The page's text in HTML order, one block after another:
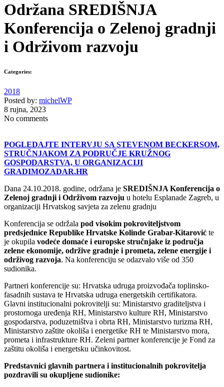
Održana SREDIŠNJA
Konferencija o Zelenoj gradnji
i Održivom razvoju
Categories:
2018
Posted by: michelWP
8 rujna, 2023
No comments
POGLEDAJTE INTERVJU SA STEVENOM BECKERSOM,
STRUČNJAKOM ZA PODRUČJE KRUŽNOG
GOSPODARSTVA, U ORGANIZACIJI
GRADIMOZADAR.HR
Dana 24.10.2018. godine, održana je SREDIŠNJA Konferencija o
Zelenoj gradnji i Održivom razvoju u hotelu Esplanade Zagreb, u
organizaciji Hrvatskog savjeta za zelenu gradnju
Konferencija se održala pod visokim pokroviteljstvom
predsjednice Republike Hrvatske Kolinde Grabar-Kitarović te
je okupila vodeće domaće i europske stručnjake iz područja
zelene ekonomije, održive gradnje i prometa, zelene energije i
održivog razvoja. Na konferenciju se odazvalo više od 350
sudionika.
Partneri konferencije su: Hrvatska udruga proizvođača toplinsko-
fasadnih sustava te Hrvatska udruga energetskih certifikatora.
Glavni institucionalni pokrovitelji su: Ministarstvo graditeljstva i
prostornoga uređenja RH, Ministarstvo kulture RH, Ministarstvo
gospodarstva, poduzetništva i obrta RH, Ministarstvo turizma RH,
Ministarstvo zaštite okoliša i energetike RH te Ministarstvo mora,
prometa i infrastrukture RH. Zeleni partner konferencije je Fond za
zaštitu okoliša i energetsku učinkovitost.
Predstavnici glavnih partnera i institucionalnih pokrovitelja
pozdravili su okupljene sudionike: